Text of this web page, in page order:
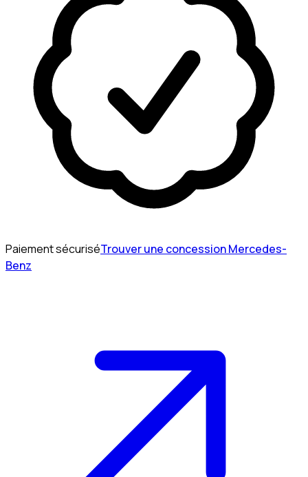
Paiement sécuriséTrouver une concession Mercedes-
Benz